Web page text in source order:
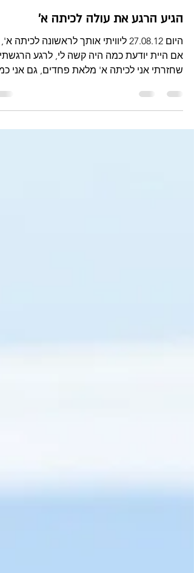
בלוג התפתחות משפחתית
27 באוג׳ 2012
זמן קריאה 1 דקות
הגיע הרגע את עולה לכיתה א'
היום 27.08.12 ליוויתי אותך לראשונה לכיתה א',
שחזרתי אני לכיתה א' מלאת פחדים, גם אני